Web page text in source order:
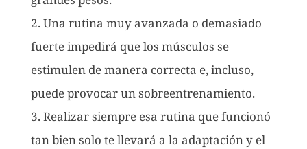
2. Una rutina muy avanzada o demasiado
fuerte impedirá que los músculos se
estimulen de manera correcta e, incluso,
puede provocar un sobreentrenamiento.
3. Realizar siempre esa rutina que funcionó
tan bien solo te llevará a la adaptación y el